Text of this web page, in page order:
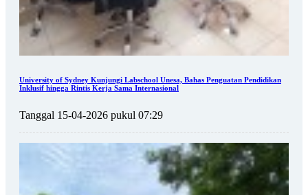
University of Sydney Kunjungi Labschool Unesa, Bahas Penguatan Pendidikan
Inklusif hingga Rintis Kerja Sama Internasional
Tanggal 15-04-2026 pukul 07:29